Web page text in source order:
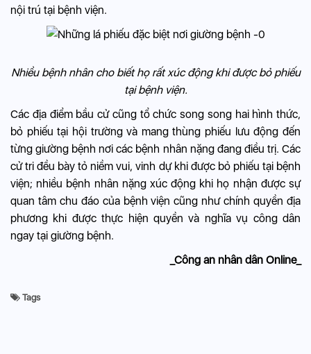
nội trú tại bệnh viện.
Nhiều bệnh nhân cho biết họ rất xúc động khi được bỏ phiếu
tại bệnh viện.
Các địa điểm bầu cử cũng tổ chức song song hai hình thức,
bỏ phiếu tại hội trường và mang thùng phiếu lưu động đến
từng giường bệnh nơi các bệnh nhân nặng đang điều trị. Các
cử tri đều bày tỏ niềm vui, vinh dự khi được bỏ phiếu tại bệnh
viện; nhiều bệnh nhân nặng xúc động khi họ nhận được sự
quan tâm chu đáo của bệnh viện cũng như chính quyền địa
phương khi được thực hiện quyền và nghĩa vụ công dân
ngay tại giường bệnh.
_Công an nhân dân Online_
Tags